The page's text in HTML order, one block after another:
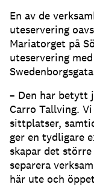
En av de
uteservering
Mariatorget på
uteservering
– Den har betytt
Carro Tallving.
sittplatser,
ger en tydligare
skapar det
separera
här ute och